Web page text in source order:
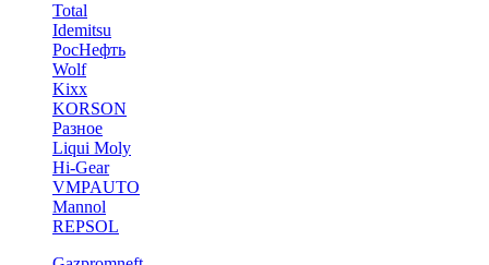
Total
Idemitsu
РосНефть
Wolf
Kixx
KORSON
Разное
Liqui Moly
Hi-Gear
VMPAUTO
Mannol
REPSOL